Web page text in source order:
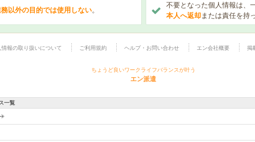
以外の目的では使用しない。
不要となった個人情報は、
本人へ返却または責任を持
情報の取り扱いについて ご利用規約 ヘルプ・お問い合わせ エン会社概要 掲
ちょうど良いワークライフバランスが叶う
エン派遣
一覧